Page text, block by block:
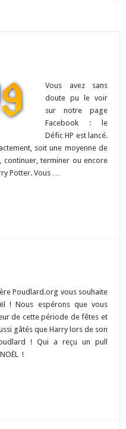
Vous avez sans
doute pu le voir
sur notre page
Facebook : le
Défic HP est lancé.
soit une moyenne de
terminer ou encore
Potter. Vous …
Poudlard.org vous souhaite
! Nous espérons que vous
de cette période de fêtes et
gâtés que Harry lors de son
! Qui a reçu un pull
!